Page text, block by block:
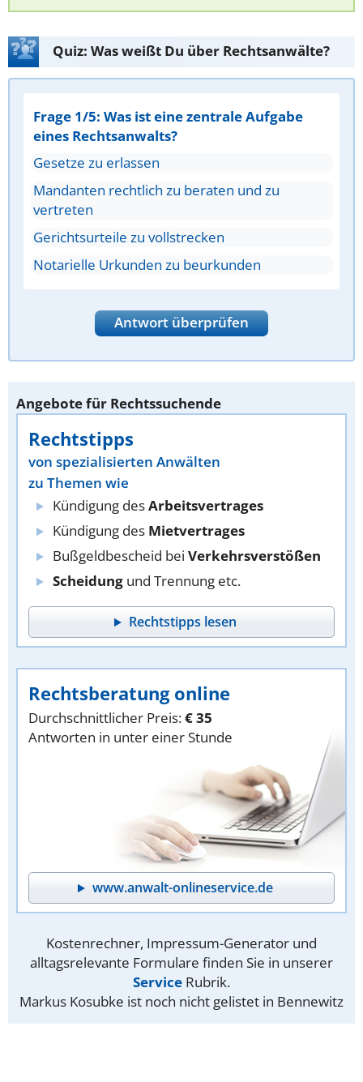
Quiz: Was weißt Du über Rechtsanwälte?
Frage 1/5: Was ist eine zentrale Aufgabe
eines Rechtsanwalts?
Gesetze zu erlassen
Mandanten rechtlich zu beraten und zu
vertreten
Gerichtsurteile zu vollstrecken
Notarielle Urkunden zu beurkunden
Antwort überprüfen
Angebote für Rechtssuchende
Rechtstipps
von spezialisierten Anwälten
zu Themen wie
Kündigung desArbeitsvertrages
Kündigung des Mietvertrages
Bußgeldbescheid bei Verkehrsverstößen
Scheidung und Trennung etc.
Rechtstipps lesen
Rechtsberatung online
Durchschnittlicher Preis:€ 35
Antworten in unter einer Stunde
www.anwalt-onlineservice.de
Kostenrechner, Impressum-Generator und
alltagsrelevante Formulare finden Sie in unserer
Service Rubrik.
Markus Kosubke ist noch nicht gelistet in Bennewitz